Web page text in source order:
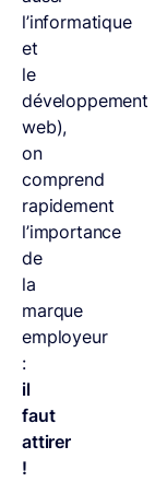
l’informatique
et
le
développement
web),
on
comprend
rapidement
l’importance
de
la
marque
employeur
:
il
faut
attirer
!